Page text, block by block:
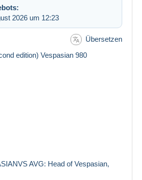
2026 um 12:23
Übersetzen
edition) Vespasian 980
AVG: Head of Vespasian,